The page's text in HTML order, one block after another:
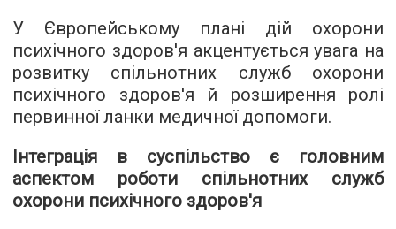
У Європейському плані дій охорони
психічного здоров'я акцентується увага на
розвитку спільнотних служб охорони
психічного здоров'я й розширення ролі
первинної ланки медичної допомоги.
Інтеграція в суспільство є головним
аспектом роботи спільнотних служб
охорони психічного здоров'я